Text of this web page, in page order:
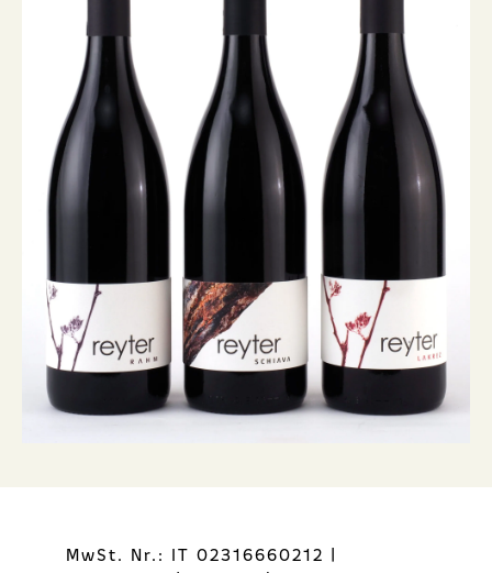
MwSt. Nr.: IT 02316660212 |